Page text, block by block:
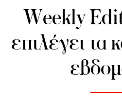
Weekly
επιλέγει τα